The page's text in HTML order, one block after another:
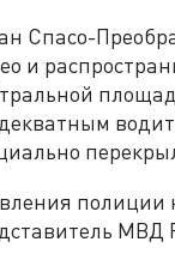
Спасо-
и
полиции
МВД